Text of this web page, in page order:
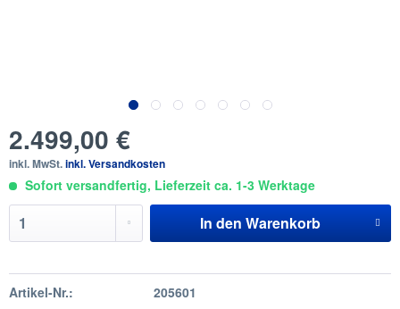
2.499,00 €
inkl. MwSt.inkl. Versandkosten
Sofort versandfertig, Lieferzeit ca. 1-3 Werktage
In den Warenkorb
Artikel-Nr.: 205601